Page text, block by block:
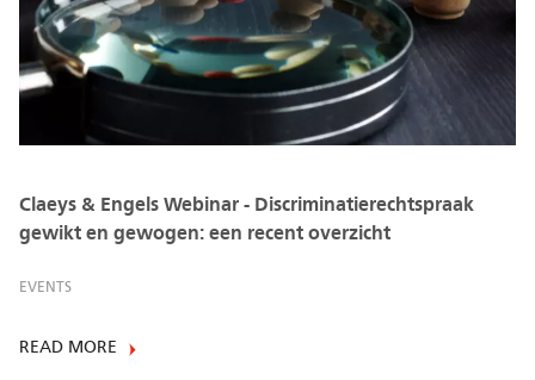
Claeys & Engels Webinar - Discriminatierechtspraak
gewikt en gewogen: een recent overzicht
EVENTS
READ MORE